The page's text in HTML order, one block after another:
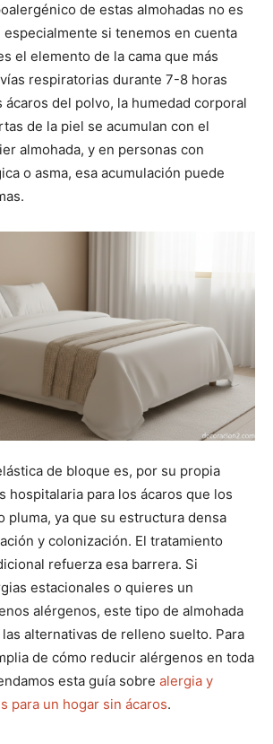
de estas almohadas no es
especialmente si tenemos en cuenta
el elemento de la cama que más
respiratorias durante 7-8 horas
ácaros del polvo, la humedad corporal
de la piel se acumulan con el
almohada, y en personas con
o asma, esa acumulación puede
de bloque es, por su propia
hospitalaria para los ácaros que los
pluma, ya que su estructura densa
y colonización. El tratamiento
refuerza esa barrera. Si
estacionales o quieres un
alérgenos, este tipo de almohada
alternativas de relleno suelto. Para
de cómo reducir alérgenos en toda
esta guía sobre alergia y
para un hogar sin ácaros.